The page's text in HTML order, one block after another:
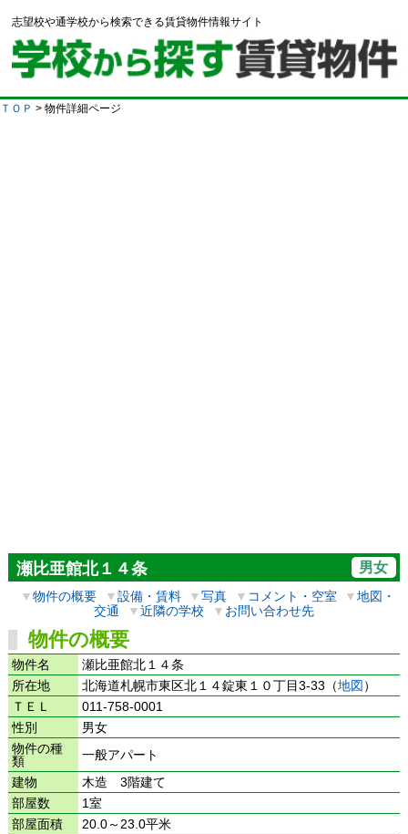
志望校や通学校から検索できる賃貸物件情報サイト
ＴＯＰ > 物件詳細ページ
瀬比亜館北１４条 男女
▼物件の概要 ▼設備・賃料 ▼写真 ▼ コメント・空室 ▼地図・
交通
▼近隣の学校 ▼ お問い合わせ先
物件の概要
物件名
瀬比亜館北１４条
所在地
北海道札幌市東区北１４錠東１０丁目3-33（地図 ）
ＴＥＬ
011-758-0001
性別
男女
物件の種
類
一般アパート
建物
木造 3階建て
部屋数
1室
部屋面積
20.0～23.0平米